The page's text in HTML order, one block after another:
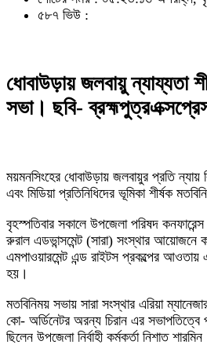
৫৮৭ ভিউ :
ধোবাউড়ায় জলবায়ু ন্যায্যতা
সভা। ছবি-
ময়মনসিংহের ধোবাউড়ায় জলবায়ুর প্রতি ন্যায়
এবং মিডিয়া প্রতিনিধিদের ভূমিকা শীর্ষক
বৃহস্পতিবার সকালে উপজেলা পরিষদ
রুরাল এডভান্সমেন্ট (সারা) সংস্থার আয়োজনে
এমপাওয়ারমেন্ট এন্ড রাইটস প্রকল্পের
হয়।
মতবিনিময় সভায় সারা সংস্থার এরিয়া
কো- অর্ডিনেটর অরন্য চিরান এর সভাপতিত্বে
ছিলেন উপজেলা নির্বাহী কর্মকর্তা নিশাত